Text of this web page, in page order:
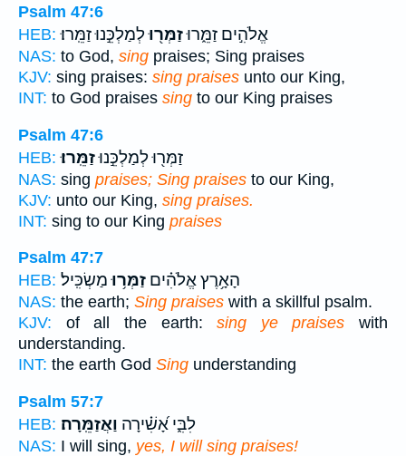
Psalm 47:6
HEB:
אֱלֹהִ֣ים זַמֵּ֑רוּזַמְּר֖וּלְמַלְכֵּ֣נוּ זַמֵּֽרוּ׃
NAS: to God, sing praises; Sing praises
KJV: sing praises: sing praises unto our King,
INT: to God praises sing to our King praises
Psalm 47:6
HEB:
זַמְּר֖וּ לְמַלְכֵּ֣נוּזַמֵּֽרוּ׃
NAS: sing praises; Sing praises to our King,
KJV: unto our King, sing praises.
INT: sing to our King praises
Psalm 47:7
HEB:
הָאָ֥רֶץ אֱלֹהִ֗ים זַמְּר֥וּמַשְׂכִּֽיל׃
NAS: the earth; Sing praises with a skillful psalm.
KJV: of all the earth:sing ye praises with
understanding.
INT: the earth God Sing understanding
Psalm 57:7
HEB:
לִבִּ֑י אָ֝שִׁ֗ירָה וַאֲזַמֵּֽרָה׃
NAS: I will sing, yes, I will sing praises!